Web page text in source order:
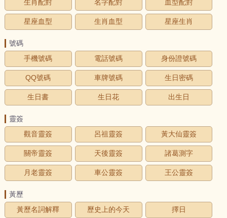
生肖配對 名字配對 血型配對
星座血型 生肖血型 星座生肖
號碼
手機號碼
電話號碼 身份證號碼
QQ號碼 車牌號碼 生日密碼
生日書 生日花 出生日
靈簽
觀音靈簽
呂祖靈簽 黃大仙靈簽
關帝靈簽 天後靈簽 諸葛測字
月老靈簽 車公靈簽 王公靈簽
黃歷
黃歷名詞解釋
歷史上的今天 擇日